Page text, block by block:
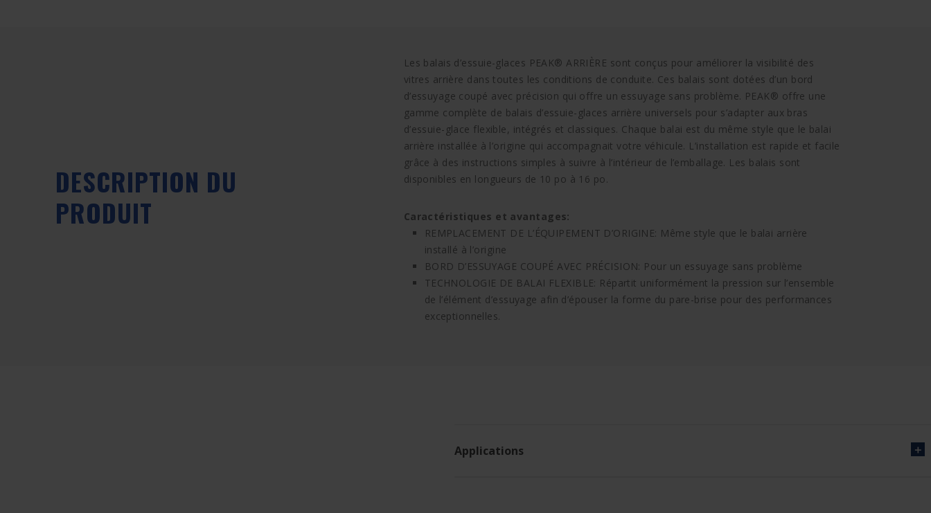
DESCRIPTION DU
PRODUIT
Les balais d’essuie-glaces PEAK® ARRIÈRE sont conçus pour améliorer la visibilité des
vitres arrière dans toutes les conditions de conduite. Ces balais sont dotées d’un bord
d’essuyage coupé avec précision qui offre un essuyage sans problème. PEAK® offre une
gamme complète de balais d’essuie-glaces arrière universels pour s’adapter aux bras
d’essuie-glace flexible, intégrés et classiques. Chaque balai est du même style que le balai
arrière installée à l’origine qui accompagnait votre véhicule. L’installation est rapide et facile
grâce à des instructions simples à suivre à l’intérieur de l’emballage. Les balais sont
disponibles en longueurs de 10 po à 16 po.
Caractéristiques et avantages:
REMPLACEMENT DE L’ÉQUIPEMENT D’ORIGINE: Même style que le balai arrière
installé à l’origine
BORD D’ESSUYAGE COUPÉ AVEC PRÉCISION: Pour un essuyage sans problème
TECHNOLOGIE DE BALAI FLEXIBLE: Répartit uniformément la pression sur l’ensemble
de l’élément d’essuyage afin d’épouser la forme du pare-brise pour des performances
exceptionnelles.
Applications